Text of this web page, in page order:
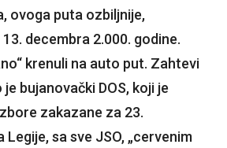
ovoga puta ozbiljnije,
decembra 2.000. godine.
krenuli na auto put. Zahtevi
bujanovački DOS, koji je
zakazane za 23.
sa sve JSO, „cervenim